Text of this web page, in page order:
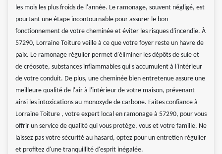
les mois les plus froids de l'année. Le ramonage, souvent négligé, est
pourtant une étape incontournable pour assurer le bon
fonctionnement de votre cheminée et éviter les risques d'incendie. À
57290, Lorraine Toiture veille à ce que votre foyer reste un havre de
paix. Le ramonage régulier permet d'éliminer les dépôts de suie et
de créosote, substances inflammables qui s'accumulent à l'intérieur
de votre conduit. De plus, une cheminée bien entretenue assure une
meilleure qualité de l'air à l'intérieur de votre maison, prévenant
ainsi les intoxications au monoxyde de carbone. Faites confiance à
Lorraine Toiture , votre expert local en ramonage à 57290, pour vous
offrir un service de qualité qui vous protège, vous et votre famille. Ne
laissez pas votre sécurité au hasard, optez pour un entretien régulier
et profitez d'une tranquillité d'esprit inégalée.